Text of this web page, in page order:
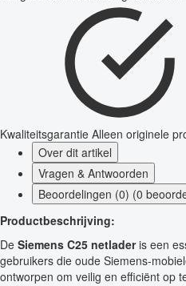
Kwaliteitsgarantie Alleen originele
Over dit artikel
Vragen & Antwoorden
Beoordelingen (0) (0
Productbeschrijving:
De Siemens C25 netladeris een
gebruikers die oude Siemens-
ontworpen om veilig en efficiënt op